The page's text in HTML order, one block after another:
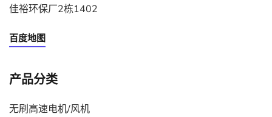
佳裕环保厂2栋1402
百度地图
产品分类
无刷高速电机/风机